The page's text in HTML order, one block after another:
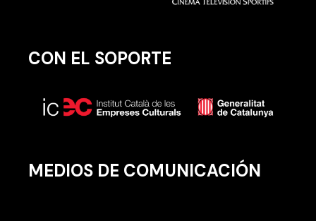
CON EL SOPORTE
MEDIOS DE COMUNICACIÓN